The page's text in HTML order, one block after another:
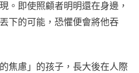
。即使照顧者明明還在身邊，
下的可能，恐懼便會將他吞
焦慮」的孩子，長大後在人際